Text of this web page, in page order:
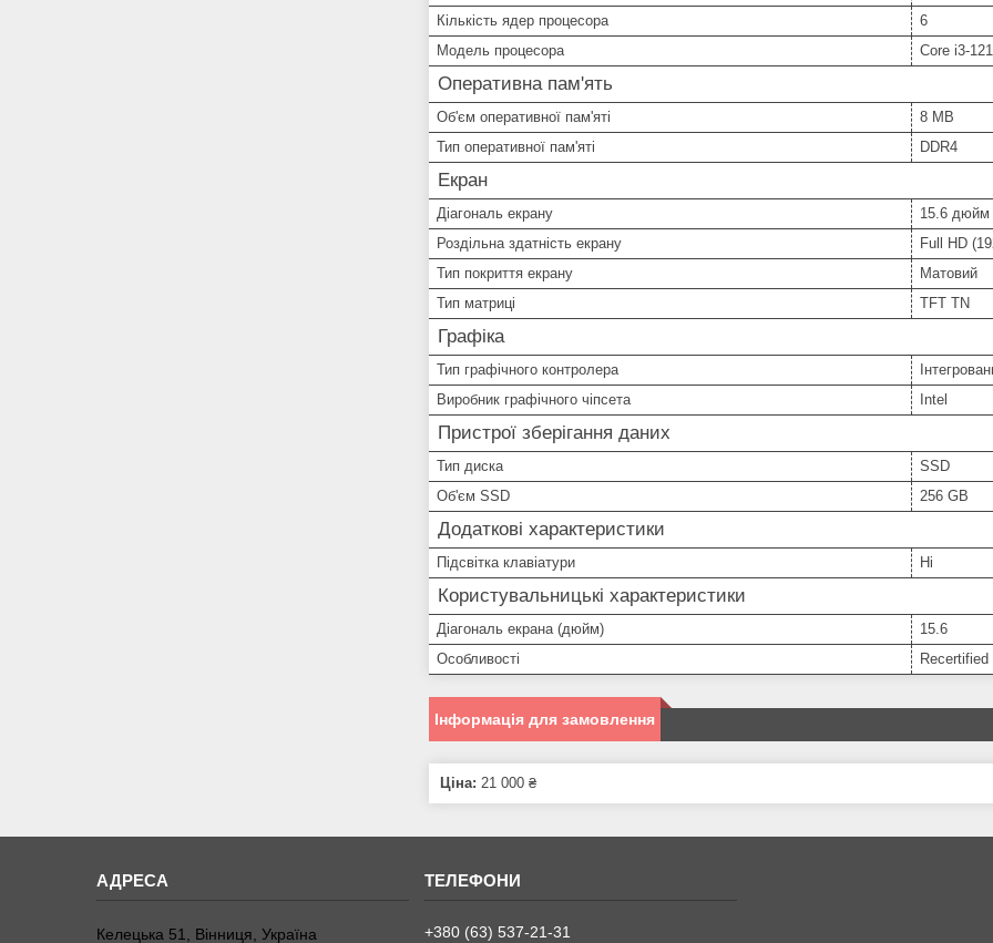
Кількість ядер процесора
6
Модель процесора
Core i3-
Оперативна пам'ять
Об'єм оперативної пам'яті
8 MB
Тип оперативної пам'яті
DDR4
Екран
Діагональ екрану
15.6 дюйм
Роздільна здатність екрану
Full HD
Тип покриття екрану
Матовий
Тип матриці
TFT TN
Графіка
Тип графічного контролера
Виробник графічного чіпсета
Intel
Пристрої зберігання даних
Тип диска
SSD
Об'єм SSD
256 GB
Додаткові характеристики
Підсвітка клавіатури Ні
Користувальницькі характеристики
Діагональ екрана (дюйм)
15.6
Особливості
Recertified
Інформація для замовлення
Ціна: 21 000 ₴
Келецька 51, Вінниця, Україна
+380 (63) 537-21-31